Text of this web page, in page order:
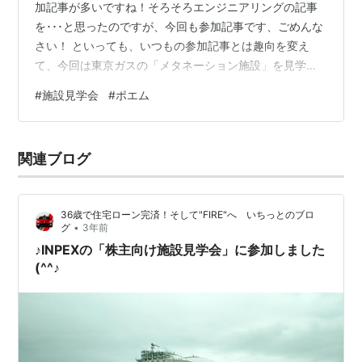
加記事が多いですね！そろそろエンジニアリングの記事
を･･･と思ったのですが、今回も参加記事です、ごめんな
さい！ といっても、いつもの参加記事とは趣向を変え
て、今回は東京ガスの「メタネーション施設」を見学し
については公開できないため、「なぜ見学会に参加して
記事を書こうと思ったのか」という点について、後半で
「東京ガスの内製開発チームにいるエンジニアって、こ
ういうことを考えてプロダクト開発しているんだな〜」
#施設見学会 #ポエム
関連ブログ
36歳で住宅ローン完済！そして"FIRE"へ いちっとのブロ
グ • 3年前
♪INPEXの「株主向け施設見学会」に参加しました
(^^♪